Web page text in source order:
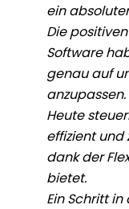
ein
Die
Software
genau auf
anzupassen.
Heute
effizient und
dank der
bietet.
Ein Schritt